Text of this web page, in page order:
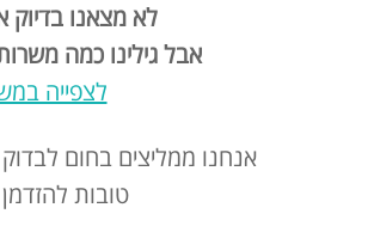
לא מצאנו
אבל גילינו כמה
לצפייה
אנחנו ממליצים בחום
טובות